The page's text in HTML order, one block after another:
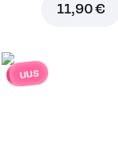
11,90 €
uus